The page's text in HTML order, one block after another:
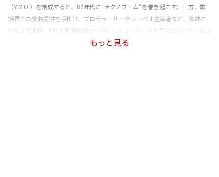
（Y.M.O.）を結成すると、80年代に“テクノブーム”を巻き起こす。一方、歌
謡界での楽曲提供を手掛け、プロデューサーやレーベル主宰者など、多岐に
わたって活躍。Y.M.O.散開後はワールド・ミュージックやアンビエント・ミュ
ージックへの探求も深める。2017年に『Vu Ja De』をリリース。
もっと見る